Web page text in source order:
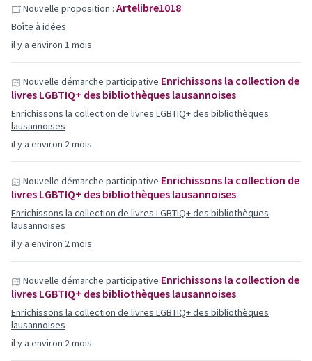
il y a environ 1 mois
Nouvelle proposition : Artelibre1018
Boîte à idées
il y a environ 2 mois
Nouvelle démarche participative Enrichissons la collection de
livres LGBTIQ+ des bibliothèques lausannoises
Enrichissons la collection de livres LGBTIQ+ des bibliothèques
lausannoises
il y a environ 2 mois
Nouvelle démarche participative Enrichissons la collection de
livres LGBTIQ+ des bibliothèques lausannoises
Enrichissons la collection de livres LGBTIQ+ des bibliothèques
lausannoises
il y a environ 2 mois
Nouvelle démarche participative Enrichissons la collection de
livres LGBTIQ+ des bibliothèques lausannoises
Enrichissons la collection de livres LGBTIQ+ des bibliothèques
lausannoises